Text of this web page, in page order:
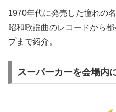
1970年代に発売した憧れの
昭和歌謡曲のレコードから
プまで紹介。
スーパーカーを会場内